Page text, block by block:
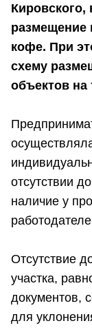
Кировского,
размещение
кофе. При
схему
объектов на
отсутствии
наличие у
Отсутствие
участка,
документов,
для